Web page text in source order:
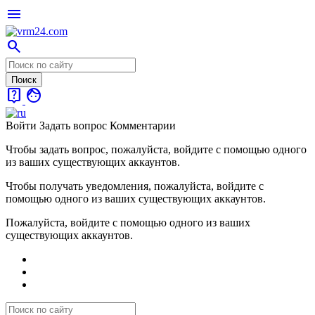
menu
search
live_help face
Войти Задать вопрос Комментарии
Чтобы задать вопрос, пожалуйста, войдите с помощью одного
из ваших существующих аккаунтов.
Чтобы получать уведомления, пожалуйста, войдите с
помощью одного из ваших существующих аккаунтов.
Пожалуйста, войдите с помощью одного из ваших
существующих аккаунтов.